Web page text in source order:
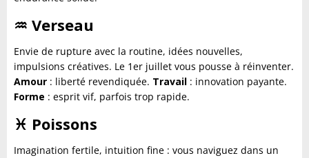
♒ Verseau
Envie de rupture avec la routine, idées nouvelles,
impulsions créatives. Le 1er juillet vous pousse à réinventer.
Amour : liberté revendiquée. Travail : innovation payante.
Forme : esprit vif, parfois trop rapide.
♓ Poissons
Imagination fertile, intuition fine : vous naviguez dans un